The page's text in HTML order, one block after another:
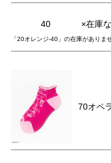
40 ×在庫
「20オレンジ-40」の在庫がありま
70オペ